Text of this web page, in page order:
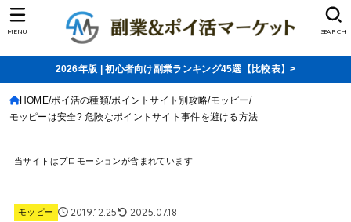
SEARCH
MENU
2026年版 | 初心者向け副業ランキング45選【比較表】>
HOME ポイ活の種類 ポイントサイト別攻略 モッピー
モッピーは安全? 危険なポイントサイト事件を避ける方法
当サイトはプロモーションが含まれています
モッピー 2019.12.25 2025.07.18